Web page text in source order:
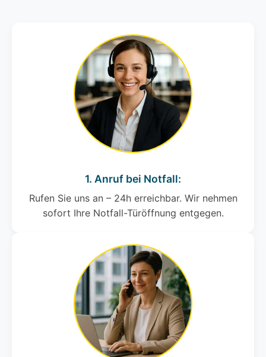
1. Anruf bei Notfall:
Rufen Sie uns an – 24h erreichbar. Wir nehmen
sofort Ihre Notfall-Türöffnung entgegen.